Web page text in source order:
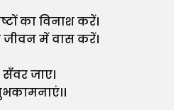
का विनाश करें।
में वास करें।
जाए।